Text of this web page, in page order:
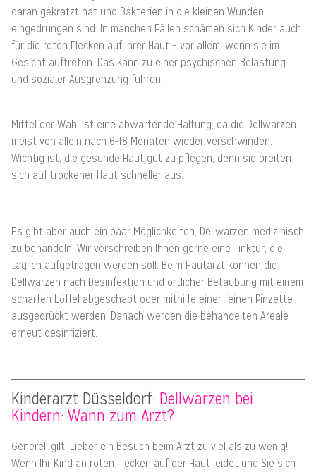
daran gekratzt hat und Bakterien in die kleinen Wunden
eingedrungen sind. In manchen Fällen schämen sich Kinder auch
für die roten Flecken auf ihrer Haut – vor allem, wenn sie im
Gesicht auftreten. Das kann zu einer psychischen Belastung
und sozialer Ausgrenzung führen.
Mittel der Wahl ist eine abwartende Haltung, da die Dellwarzen
meist von allein nach 6-18 Monaten wieder verschwinden.
Wichtig ist, die gesunde Haut gut zu pflegen, denn sie breiten
sich auf trockener Haut schneller aus.
Es gibt aber auch ein paar Möglichkeiten, Dellwarzen medizinisch
zu behandeln. Wir verschreiben Ihnen gerne eine Tinktur, die
täglich aufgetragen werden soll. Beim Hautarzt können die
Dellwarzen nach Desinfektion und örtlicher Betäubung mit einem
scharfen Löffel abgeschabt oder mithilfe einer feinen Pinzette
ausgedrückt werden. Danach werden die behandelten Areale
erneut desinfiziert.
Kinderarzt Düsseldorf: Dellwarzen bei
Kindern: Wann zum Arzt?
Generell gilt: Lieber ein Besuch beim Arzt zu viel als zu wenig!
Wenn Ihr Kind an roten Flecken auf der Haut leidet und Sie sich